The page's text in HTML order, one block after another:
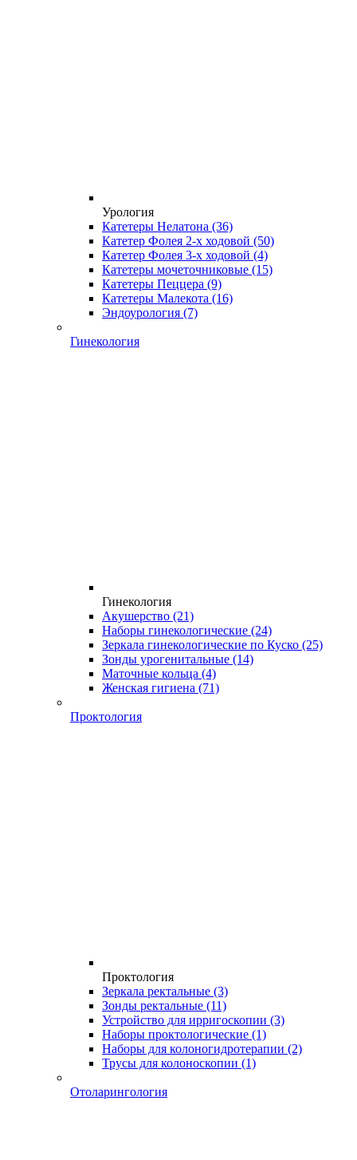
Урология
Катетеры Нелатона (36)
Катетер Фолея 2-х ходовой (50)
Катетер Фолея 3-х ходовой (4)
Катетеры мочеточниковые (15)
Катетеры Пеццера (9)
Катетеры Малекота (16)
Эндоурология (7)
Гинекология
Гинекология
Акушерство (21)
Наборы гинекологические (24)
Зеркала гинекологические по Куско (25)
Зонды урогенитальные (14)
Маточные кольца (4)
Женская гигиена (71)
Проктология
Проктология
Зеркала ректальные (3)
Зонды ректальные (11)
Устройство для ирригоскопии (3)
Наборы проктологические (1)
Наборы для колоногидротерапии (2)
Трусы для колоноскопии (1)
Отоларингология